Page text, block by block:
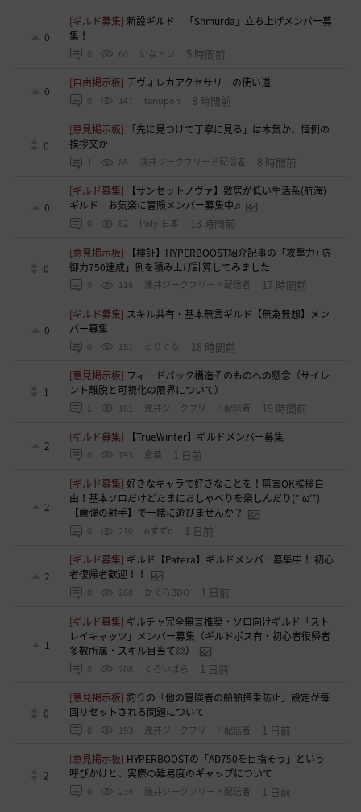
0
[ギルド募集]新設ギルド 「Shmurda」立ち上げメンバー募
集！
0 60 いなドン 5 時間前
0
[自由掲示板] デヴォレカアクセサリーの使い道
0 147 tanupon 8 時間前
0
[意見掲示板]
「先に見つけて丁寧に見る」は本気か、恒例の
挨拶文か
1 88 浅井ジークフリード配信者 8 時間前
0
[ギルド募集]
【サンセットノヴァ】敷居が低い生活系(航海)
ギルド お気楽に冒険メンバー募集中♫
0 82 Iroly-日本 13 時間前
0
[意見掲示板]
【検証】HYPERBOOST紹介記事の「攻撃力+防
御力750達成」例を積み上げ計算してみました
0 118 浅井ジークフリード配信者 17 時間前
0
[ギルド募集] スキル共有・基本無言ギルド【無為無想】メン
バー募集
0 151 とりぐな 18 時間前
1
[意見掲示板] フィードバック構造そのものへの懸念（サイレ
ント離脱と可視化の限界について）
1 161 浅井ジークフリード配信者 19 時間前
2
[ギルド募集] 【TrueWinter】ギルドメンバー募集
0 193 倉葉 1 日前
2
[ギルド募集]好きなキャラで好きなことを！無言OK挨拶自
由！基本ソロだけどたまにおしゃべりを楽しんだり(*'ω'*)
【魔弾の射手】で一緒に遊びませんか？
0 210 oすずo 1 日前
2
[ギルド募集] ギルド【Patera】ギルドメンバー募集中！ 初心
者復帰者歓迎！！
0 268 かぐらBDO 1 日前
1
[ギルド募集] ギルチャ完全無言推奨・ソロ向けギルド「スト
レイキャッツ」メンバー募集（ギルドボス有・初心者復帰者
多数所属・スキル目当て◎）
0 208 くろいばら 1 日前
0
[意見掲示板]釣りの「他の冒険者の船舶搭乗防止」設定が毎
回リセットされる問題について
0 193 浅井ジークフリード配信者 1 日前
2
[意見掲示板] HYPERBOOSTの「AD750を目指そう」という
呼びかけと、実際の難易度のギャップについて
0 234 浅井ジークフリード配信者 1 日前